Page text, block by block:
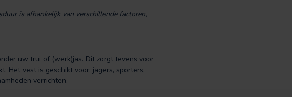
is afhankelijk van verschillende factoren,
uw trui of (werk)jas. Dit zorgt tevens voor
Het vest is geschikt voor: jagers, sporters,
verrichten.